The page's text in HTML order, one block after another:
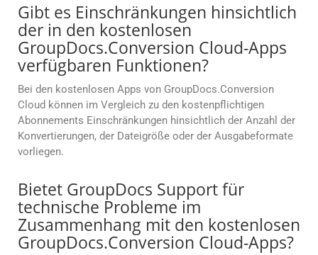
Gibt es Einschränkungen hinsichtlich
der in den kostenlosen
GroupDocs.Conversion Cloud-Apps
verfügbaren Funktionen?
Bei den kostenlosen Apps von GroupDocs.Conversion
Cloud können im Vergleich zu den kostenpflichtigen
Abonnements Einschränkungen hinsichtlich der Anzahl der
Konvertierungen, der Dateigröße oder der Ausgabeformate
vorliegen.
Bietet GroupDocs Support für
technische Probleme im
Zusammenhang mit den kostenlosen
GroupDocs.Conversion Cloud-Apps?